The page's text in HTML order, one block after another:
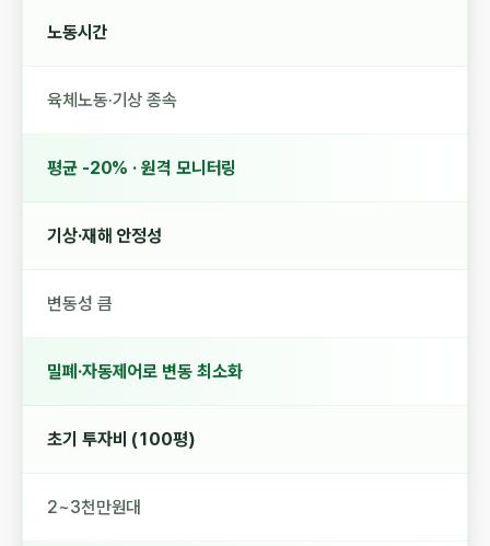
노동시간
육체노동·기상 종속
평균 -20% · 원격 모니터링
기상·재해 안정성
변동성 큼
밀폐·자동제어로 변동 최소화
초기 투자비 (100평)
2~3천만원대